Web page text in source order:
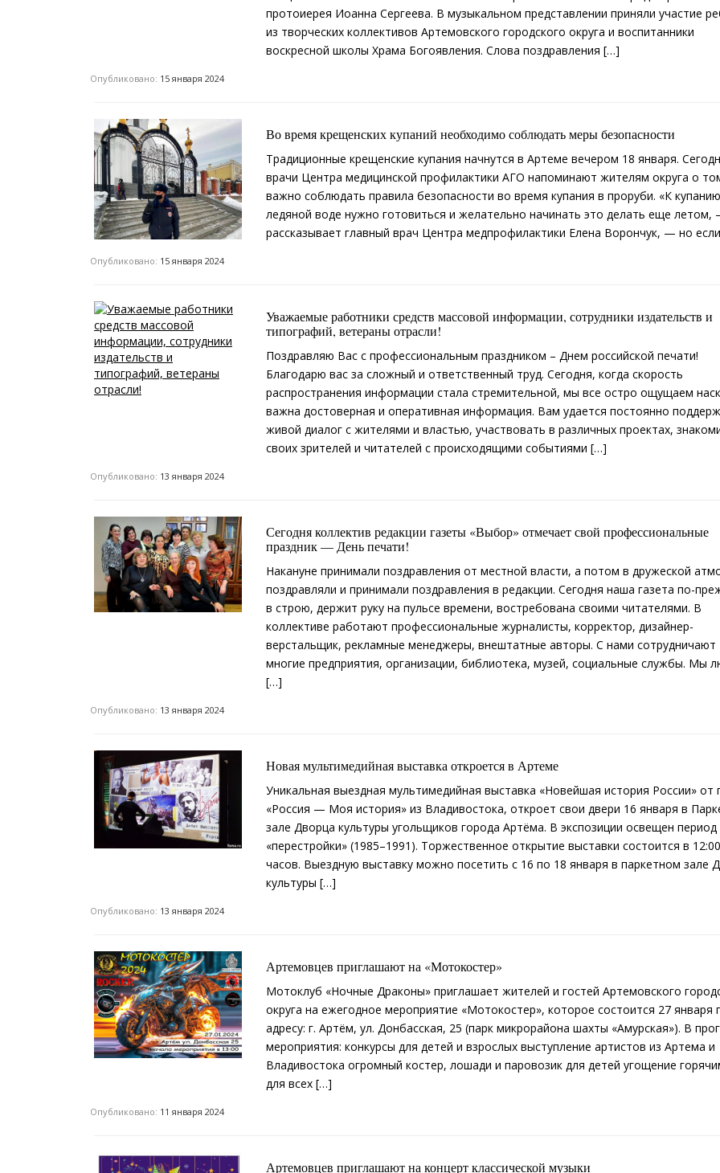
протоиерея Иоанна Сергеева. В музыкальном представлении приняли участие
из творческих коллективов Артемовского городского округа и воспитанники
воскресной школы Храма Богоявления. Слова поздравления […]
Опубликовано: 15 января 2024
Во время крещенских купаний необходимо соблюдать меры безопасности
Традиционные крещенские купания начнутся в Артеме вечером 18 января.
врачи Центра медицинской профилактики АГО напоминают жителям округа о
важно соблюдать правила безопасности во время купания в проруби. «К
ледяной воде нужно готовиться и желательно начинать это делать еще летом,
рассказывает главный врач Центра медпрофилактики Елена Ворончук, — но
Опубликовано: 15 января 2024
Уважаемые работники средств массовой информации, сотрудники издательств и
типографий, ветераны отрасли!
Поздравляю Вас с профессиональным праздником – Днем российской печати!
Благодарю вас за сложный и ответственный труд. Сегодня, когда скорость
распространения информации стала стремительной, мы все остро ощущаем
важна достоверная и оперативная информация. Вам удается постоянно
живой диалог с жителями и властью, участвовать в различных проектах,
своих зрителей и читателей с происходящими событиями […]
Опубликовано: 13 января 2024
Сегодня коллектив редакции газеты «Выбор» отмечает свой профессиональные
праздник — День печати!
Накануне принимали поздравления от местной власти, а потом в дружеской
поздравляли и принимали поздравления в редакции. Сегодня наша газета по-
в строю, держит руку на пульсе времени, востребована своими читателями. В
коллективе работают профессиональные журналисты, корректор, дизайнер-
верстальщик, рекламные менеджеры, внештатные авторы. С нами сотрудничают
многие предприятия, организации, библиотека, музей, социальные службы. Мы
[…]
Опубликовано: 13 января 2024
Новая мультимедийная выставка откроется в Артеме
Уникальная выездная мультимедийная выставка «Новейшая история России» от
«Россия — Моя история» из Владивостока, откроет свои двери 16 января в
зале Дворца культуры угольщиков города Артёма. В экспозиции освещен период
«перестройки» (1985–1991). Торжественное открытие выставки состоится в 12:00
часов. Выездную выставку можно посетить с 16 по 18 января в паркетном зале
культуры […]
Опубликовано: 13 января 2024
Артемовцев приглашают на «Мотокостер»
Мотоклуб «Ночные Драконы» приглашает жителей и гостей Артемовского
округа на ежегодное мероприятие «Мотокостер», которое состоится 27 января
адресу: г. Артём, ул. Донбасская, 25 (парк микрорайона шахты «Амурская»). В
мероприятия: конкурсы для детей и взрослых выступление артистов из Артема и
Владивостока огромный костер, лошади и паровозик для детей угощение
для всех […]
Опубликовано: 11 января 2024
Артемовцев приглашают на концерт классической музыки